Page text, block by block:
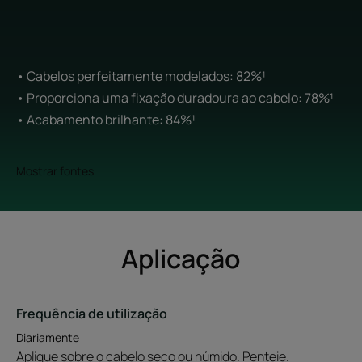
• Cabelos perfeitamente modelados: 82%¹
• Proporciona uma fixação duradoura ao cabelo: 78%¹
• Acabamento brilhante: 84%¹
Mostrar fontes
Aplicação
Frequência de utilização
Diariamente
Aplique sobre o cabelo seco ou húmido. Penteie.